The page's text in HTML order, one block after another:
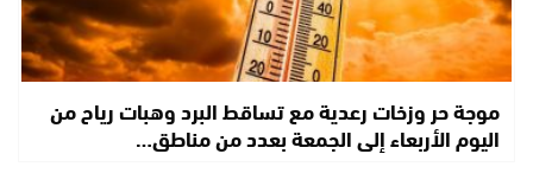
موجة حر وزخات رعدية مع تساقط البرد وهبات رياح من
اليوم الأربعاء إلى الجمعة بعدد من مناطق…